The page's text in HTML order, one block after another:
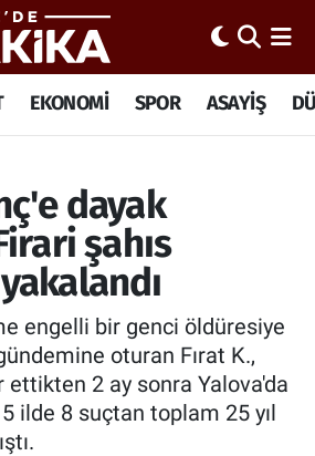
EKONOMİ SPOR ASAYİŞ
dayak
şahıs
engelli bir genci öldüresiye
oturan Fırat K.,
2 ay sonra Yalova'da
5 ilde 8 suçtan toplam 25 yıl
Durumu ve Fikstür